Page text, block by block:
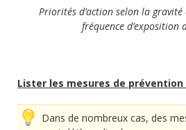
Priorités d’action selon la
fréquence d’exposition
Lister les mesures de
Dans de nombreux cas, des